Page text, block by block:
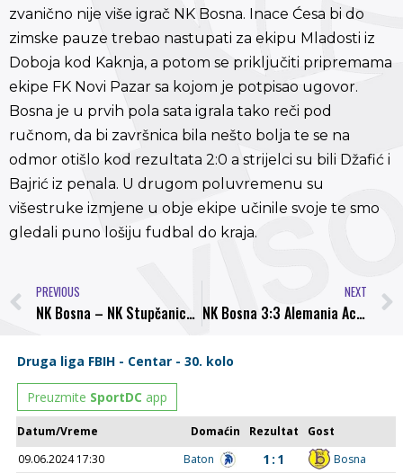
zvanično nije više igrač NK Bosna. Inace Ćesa bi do
zimske pauze trebao nastupati za ekipu Mladosti iz
Doboja kod Kaknja, a potom se priključiti pripremama
ekipe FK Novi Pazar sa kojom je potpisao ugovor.
Bosna je u prvih pola sata igrala tako reči pod
ručnom, da bi završnica bila nešto bolja te se na
odmor otišlo kod rezultata 2:0 a strijelci su bili Džafić i
Bajrić iz penala. U drugom poluvremenu su
višestruke izmjene u obje ekipe učinile svoje te smo
gledali puno lošiju fudbal do kraja.
PREVIOUS
NK Bosna – NK Stupčanica Olovo, danas u 18:00 na stadionu Luke
NEXT
NK Bosna 3:3 Alemania Achen (FK Azot)